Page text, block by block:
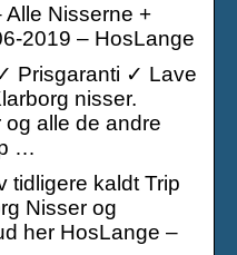
Alle Nisserne +
2019 – HosLange
Prisgaranti ✓ Lave
nisser.
alle de andre
…
tidligere kaldt Trip
Nisser og
her HosLange –